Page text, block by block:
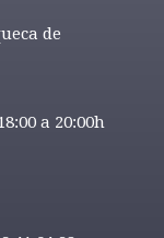
de
a 20:00h